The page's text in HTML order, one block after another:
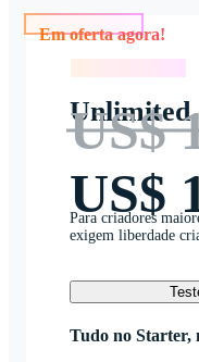
Unlimited
US$
US$
Para criadores
exigem liberdade
Tudo no Starter,